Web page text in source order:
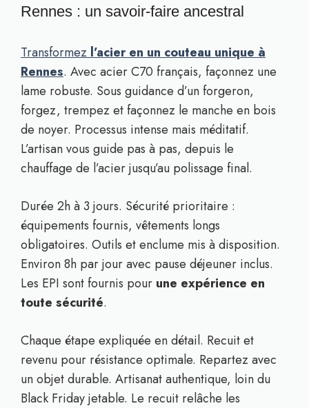
Rennes : un savoir-faire ancestral
Transformez l’acier en un couteau unique à
Rennes. Avec acier C70 français, façonnez une
lame robuste. Sous guidance d’un forgeron,
forgez, trempez et façonnez le manche en bois
de noyer. Processus intense mais méditatif.
L’artisan vous guide pas à pas, depuis le
chauffage de l’acier jusqu’au polissage final.
Durée 2h à 3 jours. Sécurité prioritaire :
équipements fournis, vêtements longs
obligatoires. Outils et enclume mis à disposition.
Environ 8h par jour avec pause déjeuner inclus.
Les EPI sont fournis pour une expérience en
toute sécurité.
Chaque étape expliquée en détail. Recuit et
revenu pour résistance optimale. Repartez avec
un objet durable. Artisanat authentique, loin du
Black Friday jetable. Le recuit relâche les